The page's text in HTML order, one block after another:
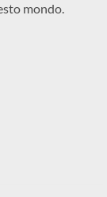
mondo.